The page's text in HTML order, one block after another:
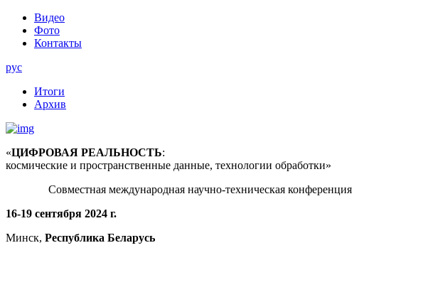
Видео
Фото
Контакты
рус
Итоги
Архив
«ЦИФРОВАЯ РЕАЛЬНОСТЬ:
космические и пространственные данные, технологии обработки»
Совместная международная научно-техническая конференция
16-19 сентября 2024 г.
Минск, Республика Беларусь